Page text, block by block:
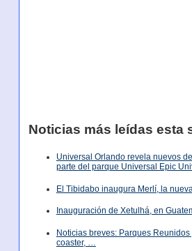
Noticias más leídas esta
Universal Orlando revela nuevos
parte del parque Universal Epic
El Tibidabo inaugura Merlí, la
Inauguración de Xetulhá, en
Noticias breves: Parques
coaster, …